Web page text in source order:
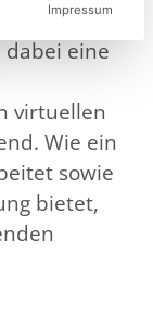
eine
virtuellen
Wie ein
sowie
bietet,
Impressum